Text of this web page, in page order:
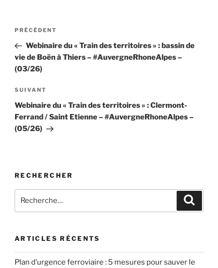
Navigation
l’article
Article
précédent
PRÉCÉDENT
Webinaire du « Train des territoires » : bassin de
vie de Boën à Thiers – #AuvergneRhoneAlpes –
(03/26)
Article
suivant
SUIVANT
Webinaire du « Train des territoires » : Clermont-
Ferrand / Saint Etienne – #AuvergneRhoneAlpes –
(05/26)
RECHERCHER
pour
ARTICLES RÉCENTS
Plan d’urgence ferroviaire : 5 mesures pour sauver le